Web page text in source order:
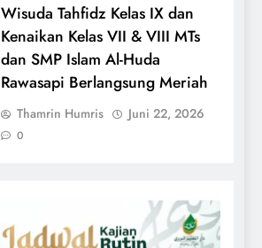
Wisuda Tahfidz Kelas IX dan
Kenaikan Kelas VII & VIII MTs
dan SMP Islam Al-Huda
Rawasapi Berlangsung Meriah
Thamrin Humris Juni 22, 2026
0